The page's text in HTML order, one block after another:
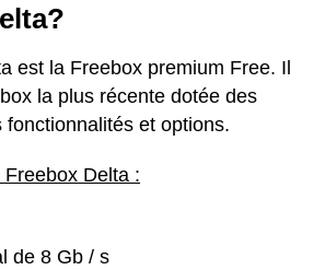
est la Freebox premium Free. Il
la plus récente dotée des
fonctionnalités et options.
Delta :
de 8 Gb / s